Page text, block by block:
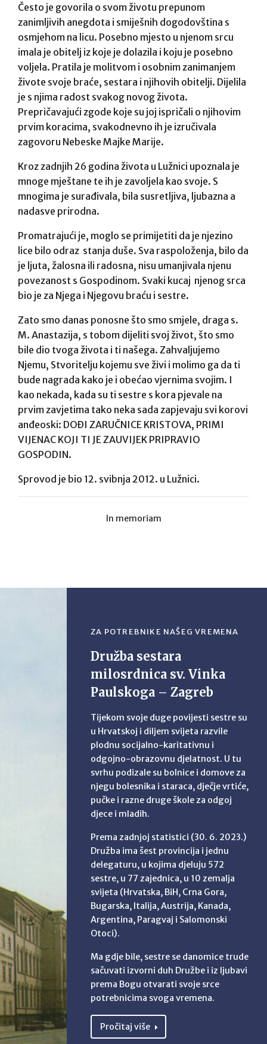
Često je govorila o svom životu prepunom
zanimljivih anegdota i smiješnih dogodovština s
osmjehom na licu. Posebno mjesto u njenom srcu
imala je obitelj iz koje je dolazila i koju je posebno
voljela. Pratila je molitvom i osobnim zanimanjem
živote svoje braće, sestara i njihovih obitelji. Dijelila
je s njima radost svakog novog života.
Prepričavajući zgode koje su joj ispričali o njihovim
prvim koracima, svakodnevno ih je izručivala
zagovoru Nebeske Majke Marije.
Kroz zadnjih 26 godina života u Lužnici upoznala je
mnoge mještane te ih je zavoljela kao svoje. S
mnogima je surađivala, bila susretljiva, ljubazna a
nadasve prirodna.
Promatrajući je, moglo se primijetiti da je njezino
lice bilo odraz stanja duše. Sva raspoloženja, bilo da
je ljuta, žalosna ili radosna, nisu umanjivala njenu
povezanost s Gospodinom. Svaki kucaj njenog srca
bio je za Njega i Njegovu braću i sestre.
Zato smo danas ponosne što smo smjele, draga s.
M. Anastazija, s tobom dijeliti svoj život, što smo
bile dio tvoga života i ti našega. Zahvaljujemo
Njemu, Stvoritelju kojemu sve živi i molimo ga da ti
bude nagrada kako je i obećao vjernima svojim. I
kao nekada, kada su ti sestre s kora pjevale na
prvim zavjetima tako neka sada zapjevaju svi korovi
anđeoski: DOĐI ZARUČNICE KRISTOVA, PRIMI
VIJENAC KOJI TI JE ZAUVIJEK PRIPRAVIO
GOSPODIN.
Sprovod je bio 12. svibnja 2012. u Lužnici.
In memoriam
ZA POTREBNIKE NAŠEG VREMENA
Družba sestara
milosrdnica sv. Vinka
Paulskoga – Zagreb
Tijekom svoje duge povijesti sestre su
u Hrvatskoj i diljem svijeta razvile
plodnu socijalno-karitativnu i
odgojno-obrazovnu djelatnost. U tu
svrhu podizale su bolnice i domove za
njegu bolesnika i staraca, dječje vrtiće,
pučke i razne druge škole za odgoj
djece i mladih.
Prema zadnjoj statistici (30. 6. 2023.)
Družba ima šest provincija i jednu
delegaturu, u kojima djeluju 572
sestre, u 77 zajednica, u 10 zemalja
svijeta (Hrvatska, BiH, Crna Gora,
Bugarska, Italija, Austrija, Kanada,
Argentina, Paragvaj i Salomonski
Otoci).
Ma gdje bile, sestre se danomice trude
sačuvati izvorni duh Družbe i iz ljubavi
prema Bogu otvarati svoje srce
potrebnicima svoga vremena.
Pročitaj više